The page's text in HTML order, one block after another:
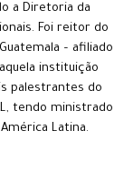
a Diretoria da
Foi reitor do
– afiliado
instituição
palestrantes do
tendo ministrado
Latina.